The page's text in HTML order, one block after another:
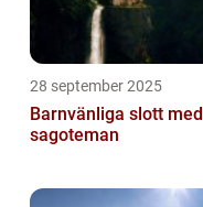
28 september 2025
Barnvänliga slott med
sagoteman